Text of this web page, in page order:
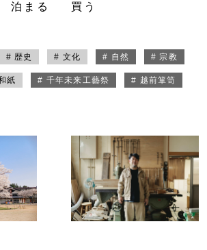
泊まる 買う
# 歴史 # 文化 # 自然 # 宗教
紙 # 千年未来工藝祭 # 越前箪笥